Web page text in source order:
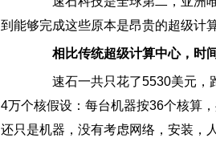
到能够完成这些原本是昂贵的超级计
相比传统超级计算中心，时
速石一共只花了5530美元，跑
4万个核假设：每台机器按36个核算
还只是机器，没有考虑网络，安装，